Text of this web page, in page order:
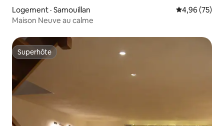
Logement · Samouillan Note
4,96 (75)
Maison Neuve au calme
Superhôte
Superhôte